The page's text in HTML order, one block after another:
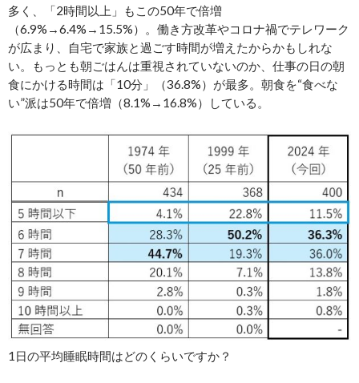
多く、「2時間以上」もこの50年で倍増
（6.9%→6.4%→15.5%）。働き方改革やコロナ禍でテレワーク
が広まり、自宅で家族と過ごす時間が増えたからかもしれな
い。もっとも朝ごはんは重視されていないのか、仕事の日の朝
食にかける時間は「10分」（36.8%）が最多。朝食を“食べな
い”派は50年で倍増（8.1%→16.8%）している。
1日の平均睡眠時間はどのくらいですか？